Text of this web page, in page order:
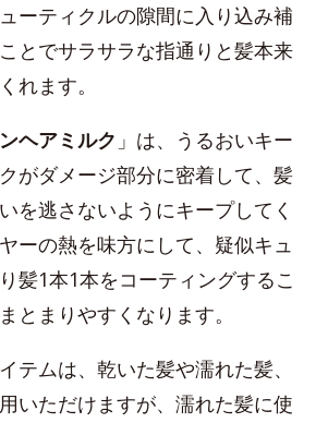
ーティクルの隙間に入り込み補
とでサラサラな指通りと髪本来
れます。
ヘアミルク 」は、うるおいキー
がダメージ部分に密着して、髪
を逃さないようにキープしてく
ーの熱を味方にして、疑似キュ
髪1本1本をコーティングするこ
とまりやすくなります。
テムは、乾いた髪や濡れた髪、
いただけますが、濡れた髪に使